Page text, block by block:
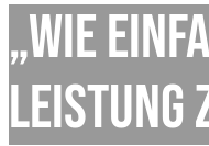
„Wie
Leistung